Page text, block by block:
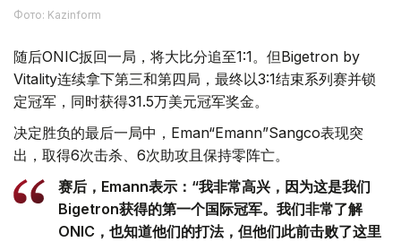
Фото: Kazinform
随后ONIC扳回一局，将大比分追至1:1。但Bigetron by
Vitality连续拿下第三和第四局，最终以3:1结束系列赛并锁
定冠军，同时获得31.5万美元冠军奖金。
决定胜负的最后一局中，Eman“Emann”Sangco表现突
出，取得6次击杀、6次助攻且保持零阵亡。
赛后，Emann表示：“我非常高兴，因为这是我们
Bigetron获得的第一个国际冠军。我们非常了解
ONIC，也知道他们的打法，但他们此前击败了这里